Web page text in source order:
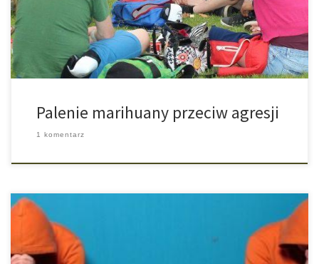
jego materiałowi genetycznemu, ogłupia go, sprawia, że nie
radzi sobie ze swoim życiem i staje się […]
Palenie marihuany przeciw agresji
1 komentarz
W badaniach przeprowadzonych na rodzeństwie bliźniaczym
(Meier, M., Caspi, A., Danes, A., Fisher, H. L., Houts, R., Arsenault, L.